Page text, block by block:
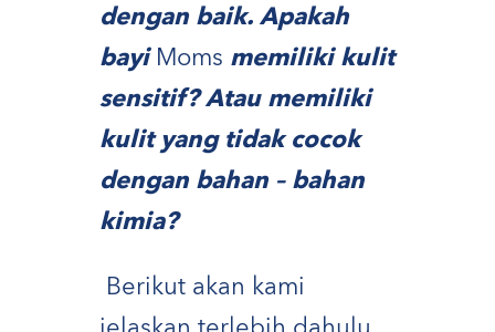
dengan baik. Apakah
bayi Moms memiliki kulit
sensitif? Atau memiliki
kulit yang tidak cocok
dengan bahan – bahan
kimia?
Berikut akan kami